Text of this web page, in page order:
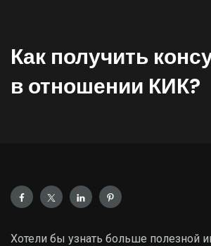
Как получить
в отношении КИК?
Хотели бы узнать больше полезной